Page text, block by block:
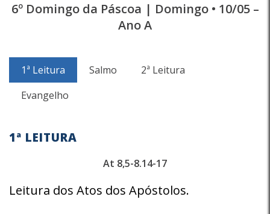
6º Domingo da Páscoa | Domingo • 10/05 –
Ano A
1ª Leitura Salmo
2ª Leitura
Evangelho
1ª LEITURA
At 8,5-8.14-17
Leitura dos Atos dos Apóstolos.